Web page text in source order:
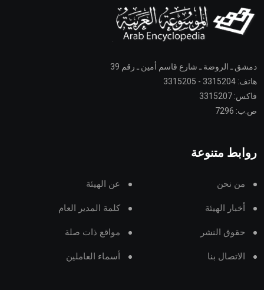
دمشق ـ الروضة ـ شارع قاسم أمين ـ رقم 39
هاتف: 3315204 - 3315205
فاكس: 3315207
ص.ب: 7296
روابط متنوعة
من نحن عن الهيئة
أخبار الهيئة كلمة المدير العام
حقوق النشر مواقع ذات صلة
الاتصال بنا أسماء العاملين